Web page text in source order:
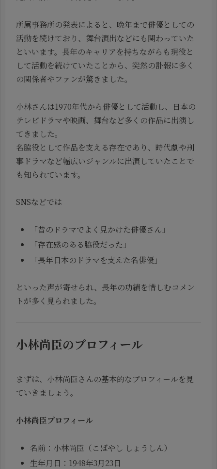
所属事務所の発表によると、晩年まで俳優としての
活動を続けており、舞台演出などにも関わっていた
といいます。長年のキャリアを持ちながらも現役と
して活動を続けていたことから、突然の訃報に多く
の関係者やファンが驚きました。
小林さんは1970年代から俳優として活動し、日本の
テレビドラマや映画、舞台など多くの作品に出演し
てきました。
名脇役として作品を支える存在であり、時代劇や刑
事ドラマなど幅広いジャンルに出演していたことで
も知られています。
SNSなどでは
「昔のドラマでよく見かけた俳優さん」
「存在感のある脇役だった」
「長年日本のドラマを支えた名俳優」
といった声が寄せられ、長年の功績を惜しむコメン
トが多く見られました。
小林尚臣のプロフィール
まずは、小林尚臣さんの基本的なプロフィールを見
ていきましょう。
小林尚臣プロフィール
名前：小林尚臣（こばやし しょうしん）
生年月日：1948年3月23日